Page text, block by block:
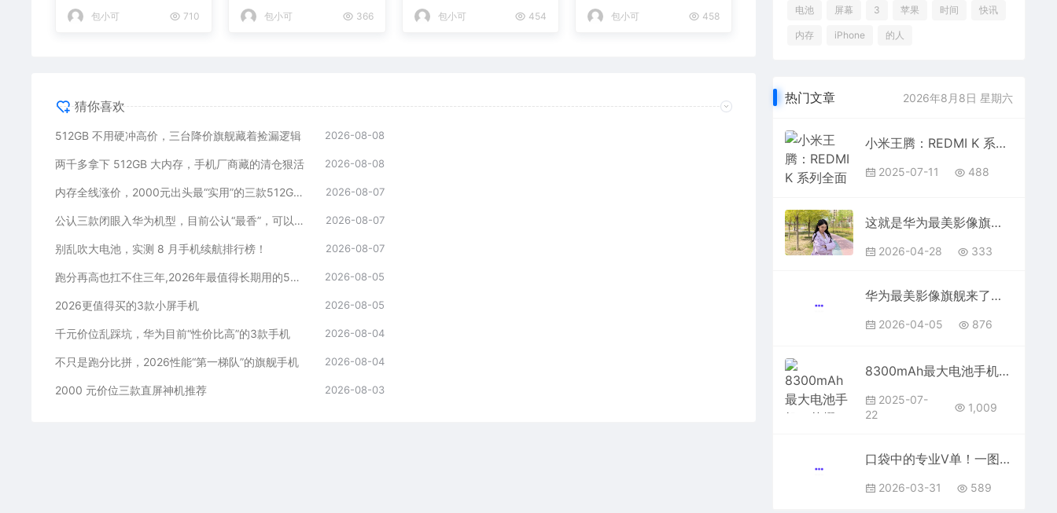
逻辑
包小可 710
狠活
包小可 366
GB手机
包小可 454
以流畅用四年
包小可 458
猜你喜欢
512GB 不用硬冲高价，三台降价旗舰藏着捡漏逻辑 2026-08-08
两千多拿下 512GB 大内存，手机厂商藏的清仓狠活 2026-08-08
内存全线涨价，2000元出头最“实用”的三款512GB手机 2026-08-07
公认三款闭眼入华为机型，目前公认“最香”，可以流畅用四年 2026-08-07
别乱吹大电池，实测 8 月手机续航排行榜！ 2026-08-07
跑分再高也扛不住三年,2026年最值得长期用的5款手机 2026-08-05
2026更值得买的3款小屏手机 2026-08-05
千元价位乱踩坑，华为目前“性价比高”的3款手机 2026-08-04
不只是跑分比拼，2026性能“第一梯队”的旗舰手机 2026-08-04
2000 元价位三款直屏神机推荐 2026-08-03
电池 屏幕 3 苹果 时间 快讯
内存 iPhone 的人
热门文章 2026年8月8日 星期六
小米王腾：REDMI K 系列全面升档，Turbo 接棒 2K 档
2025-07-11 488
这就是华为最美影像旗舰！Pura90Pro上手
2026-04-28 333
华为最美影像旗舰来了！Pura90系列外观出炉
2026-04-05 876
8300mAh最大电池手机！荣耀X70今日首销：1399元起
2025-07-
22
1,009
口袋中的专业V单！一图读懂vivoX300Ultra：6999元起
2026-03-31 589